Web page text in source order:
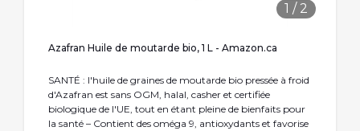
1 / 2
Azafran Huile de moutarde bio, 1 L - Amazon.ca
SANTÉ : l'huile de graines de moutarde bio pressée à froid
d'Azafran est sans OGM, halal, casher et certifiée
biologique de l'UE, tout en étant pleine de bienfaits pour
la santé – Contient des oméga 9, antioxydants et favorise